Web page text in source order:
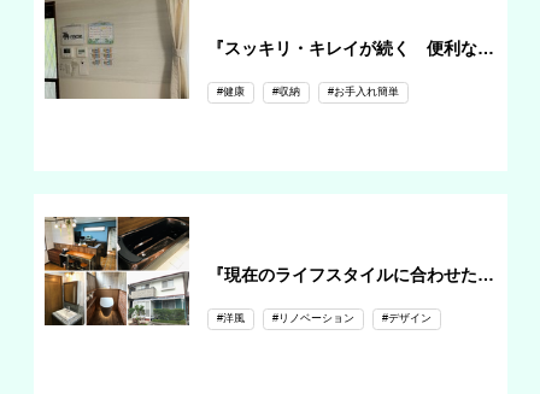
『スッキリ・キレイが続く 便利な壁面パネルリフォーム』
#健康 #収納 #お手入れ簡単
『現在のライフスタイルに合わせた ウチ・ソト空間トータルリフォーム』
#洋風 #リノベーション #デザイン